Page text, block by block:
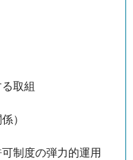
取組
）
制度の弾力的運用